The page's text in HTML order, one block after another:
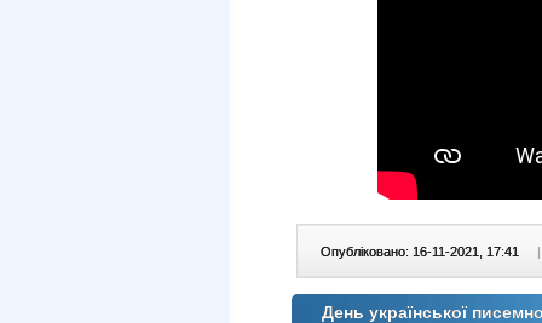
Опубліковано: 16-11-2021, 17:41 |
День української